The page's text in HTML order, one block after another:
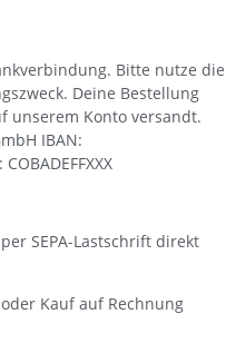
Bitte nutze die
Deine Bestellung
unserem Konto versandt.
IBAN:
SEPA-Lastschrift direkt
Kauf auf Rechnung